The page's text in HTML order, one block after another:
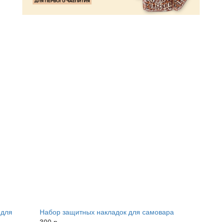
Набор защитных накладок для самовара